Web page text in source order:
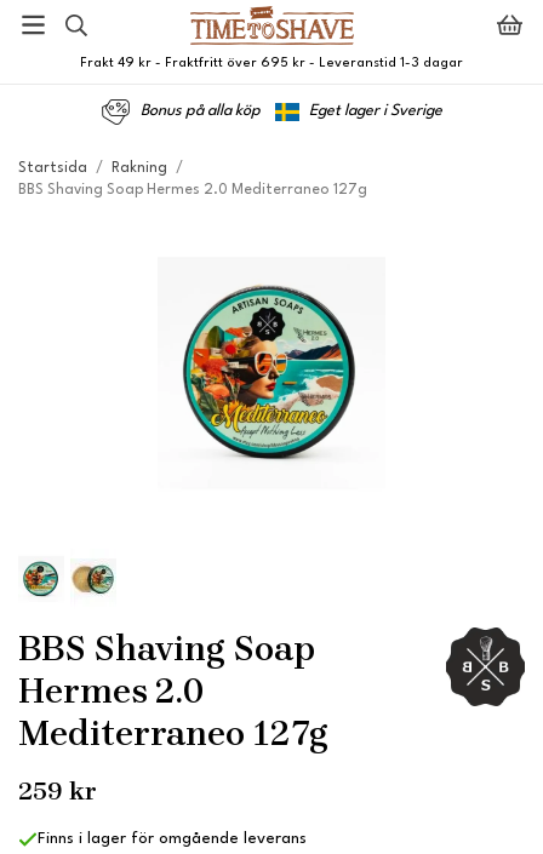
Frakt 49 kr - Fraktfritt över 695 kr - Leveranstid 1-3 dagar
Bonus på alla köp Eget lager i Sverige
Startsida / Rakning
/
BBS Shaving Soap Hermes 2.0 Mediterraneo 127g
BBS Shaving Soap
Hermes 2.0
Mediterraneo 127g
259 kr
Finns i lager för omgående leverans